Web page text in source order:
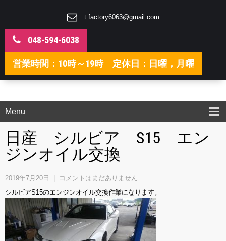
t.factory6063@gmail.com
048-594-6038
営業時間：10時～19時 定休日：日曜，月曜
Menu
日産 シルビア S15 エン
ジンオイル交換
2019年7月20日
コメントはまだありません
シルビアS15のエンジンオイル交換作業になります。